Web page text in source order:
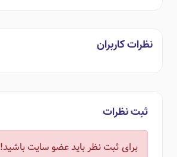
نظرات کاربران
ثبت نظرات
برای ثبت نظر باید عضو سایت باشید!